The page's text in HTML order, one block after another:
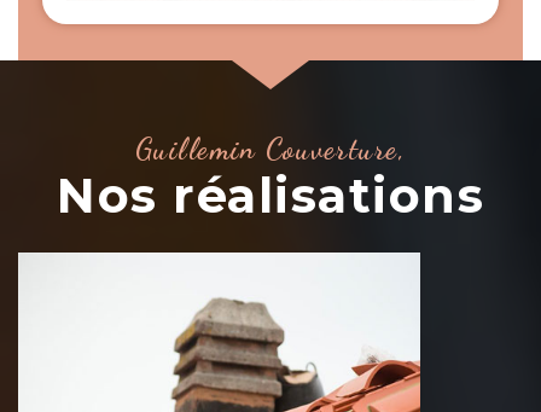
Guillemin Couverture,
Nos réalisations